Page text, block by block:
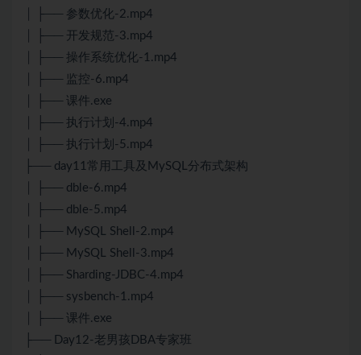
│ ├── 参数优化-2.mp4
│ ├── 开发规范-3.mp4
│ ├── 操作系统优化-1.mp4
│ ├── 监控-6.mp4
│ ├── 课件.exe
│ ├── 执行计划-4.mp4
│ ├── 执行计划-5.mp4
├── day11常用工具及MySQL分布式架构
│ ├── dble-6.mp4
│ ├── dble-5.mp4
│ ├── MySQL Shell-2.mp4
│ ├── MySQL Shell-3.mp4
│ ├── Sharding-JDBC-4.mp4
│ ├── sysbench-1.mp4
│ ├── 课件.exe
├── Day12-老男孩DBA专家班